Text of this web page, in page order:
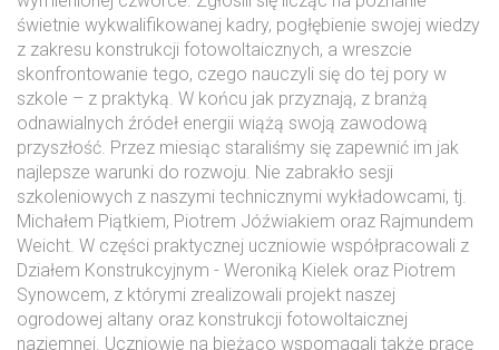
świetnie wykwalifikowanej kadry, pogłębienie swojej wiedzy
z zakresu konstrukcji fotowoltaicznych, a wreszcie
skonfrontowanie tego, czego nauczyli się do tej pory w
szkole – z praktyką. W końcu jak przyznają, z branżą
odnawialnych źródeł energii wiążą swoją zawodową
przyszłość. Przez miesiąc staraliśmy się zapewnić im jak
najlepsze warunki do rozwoju. Nie zabrakło sesji
szkoleniowych z naszymi technicznymi wykładowcami, tj.
Michałem Piątkiem, Piotrem Jóźwiakiem oraz Rajmundem
Weicht. W części praktycznej uczniowie współpracowali z
Działem Konstrukcyjnym - Weroniką Kielek oraz Piotrem
Synowcem, z którymi zrealizowali projekt naszej
ogrodowej altany oraz konstrukcji fotowoltaicznej
naziemnej. Uczniowie na bieżąco wspomagali także pracę